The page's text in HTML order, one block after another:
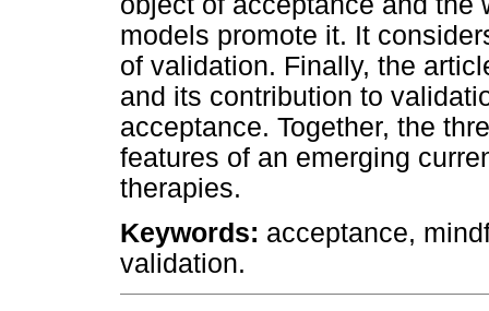
models promote it. It
of validation. Finally, the
and its contribution to
acceptance. Together, the
features of an emerging
therapies.
Keywords: acceptance,
validation.